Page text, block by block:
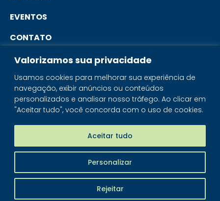
Valorizamos sua privacidade
Usamos cookies para melhorar sua experiência de
navegação, exibir anúncios ou conteúdos
personalizados e analisar nosso tráfego. Ao clicar em
"Aceitar tudo", você concorda com o uso de cookies.
Personalizar
Rejeitar
Aceitar tudo
EVENTOS
CONTATO
PORTAL DO ASSOCIADO
SISTEMA IBRAM
PORTAL DOS MINERAIS
LOJA MINERAIS DO BRASIL
IBRAM - © 2026 Todos os direitos reservados
Piloti